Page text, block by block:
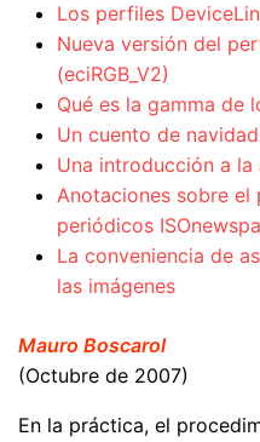
Los perfiles
Nueva versión del
(eciRGB_V2)
Qué es la gamma de
Un cuento de
Una introducción a
Anotaciones sobre
periódicos
La conveniencia de
las imágenes
Mauro Boscarol
(Octubre de 2007)
En la práctica, el